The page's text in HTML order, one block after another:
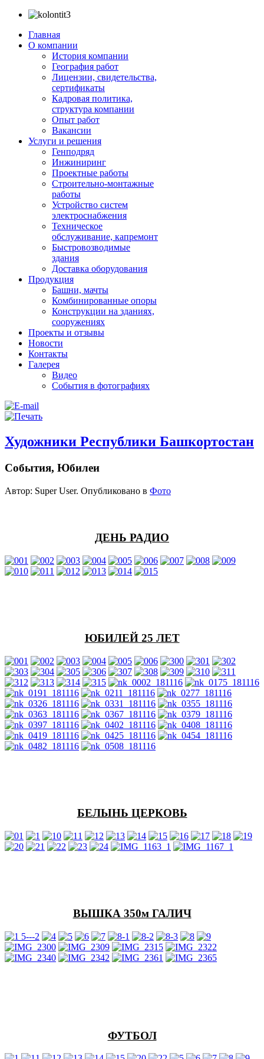
Главная
О компании
История компании
География работ
Лицензии, свидетельства,
сертификаты
Кадровая политика,
структура компании
Опыт работ
Вакансии
Услуги и решения
Генподряд
Инжиниринг
Проектные работы
Строительно-монтажные
работы
Устройство систем
электроснабжения
Техническое
обслуживание, капремонт
Быстровозводимые
здания
Доставка оборудования
Продукция
Башни, мачты
Комбинированные опоры
Конструкции на зданиях,
сооружениях
Проекты и отзывы
Новости
Контакты
Галерея
Видео
События в фотографиях
Художники Республики Башкортостан
События, Юбилеи
Автор: Super User. Опубликовано в Фото
ДЕНЬ РАДИО
ЮБИЛЕЙ 25 ЛЕТ
БЕЛЫНЬ ЦЕРКОВЬ
ВЫШКА 350м ГАЛИЧ
ФУТБОЛ